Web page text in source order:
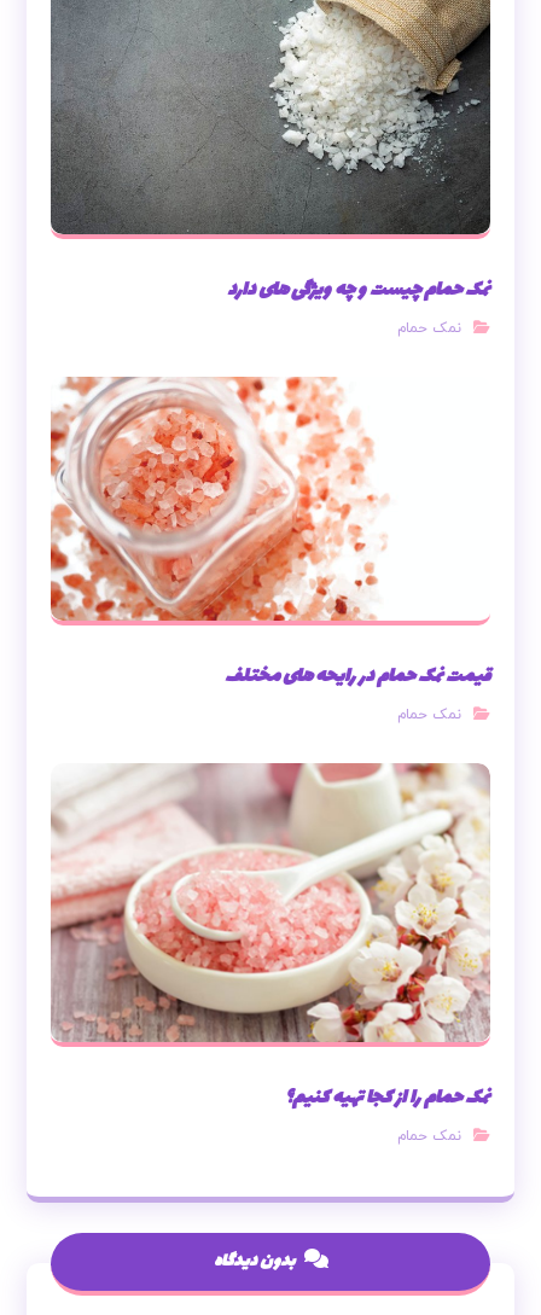
نمک حمام چیست و چه ویژگی های دارد
نمک حمام
قیمت نمک حمام در رایحه های مختلف
نمک حمام
نمک حمام را از کجا تهیه کنیم؟
نمک حمام
بدون دیدگاه